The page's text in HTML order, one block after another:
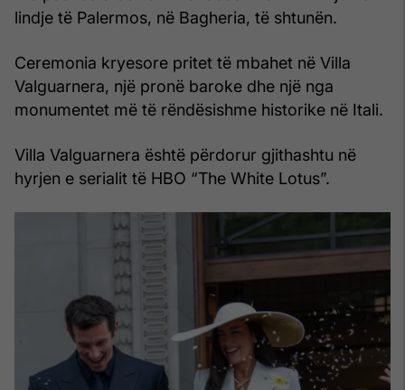
lindje të Palermos, në Bagheria, të shtunën.
Ceremonia kryesore pritet të mbahet në Villa
Valguarnera, një pronë baroke dhe një nga
monumentet më të rëndësishme historike në Itali.
Villa Valguarnera është përdorur gjithashtu në
hyrjen e serialit të HBO “The White Lotus”.